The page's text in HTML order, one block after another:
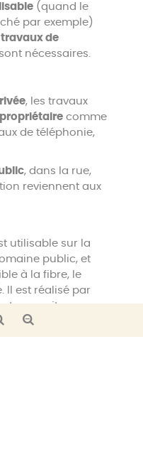
mail le contraste
Agrandir le texte
(quand le
par exemple)
travaux de
sont nécessaires.
, les travaux
propriétairecomme
de téléphonie,
, dans la rue,
reviennent aux
utilisable sur la
public, et
à la fibre, le
Il est réalisé par
souscrit un